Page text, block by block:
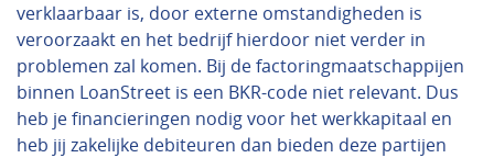
verklaarbaar is, door externe omstandigheden is
veroorzaakt en het bedrijf hierdoor niet verder in
problemen zal komen. Bij de factoringmaatschappijen
binnen LoanStreet is een BKR-code niet relevant. Dus
heb je financieringen nodig voor het werkkapitaal en
heb jij zakelijke debiteuren dan bieden deze partijen